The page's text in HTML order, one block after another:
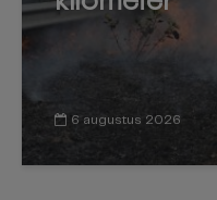
6 augustus 2026